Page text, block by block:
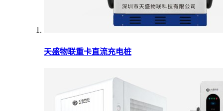
天盛物联重卡直流充电桩